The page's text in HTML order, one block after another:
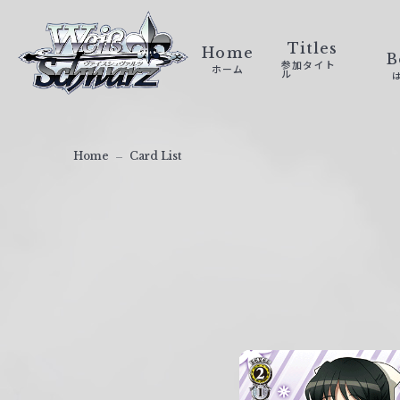
ァ
Home
ホーム
Titles
参加タイト
ル
Home Card List